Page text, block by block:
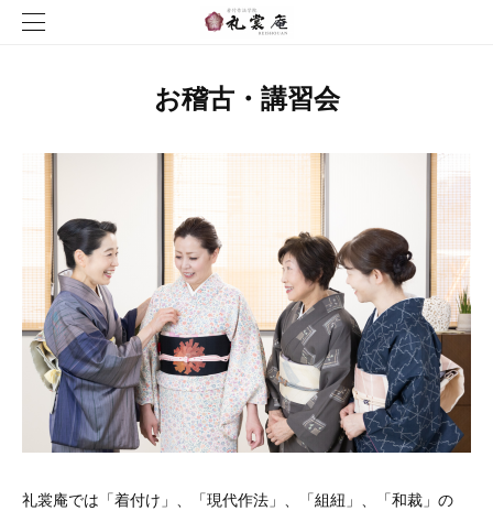
お稽古・講習会
礼裳庵では「着付け」、「現代作法」、「組紐」、「和裁」の